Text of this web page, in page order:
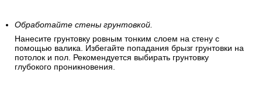
Обработайте стены грунтовкой.
Нанесите грунтовку ровным тонким слоем на стену с
помощью валика. Избегайте попадания брызг грунтовки на
потолок и пол. Рекомендуется выбирать грунтовку
глубокого проникновения.